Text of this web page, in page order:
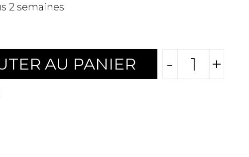
2 semaines
AU PANIER - +